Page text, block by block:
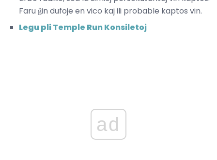
Faru ĝin dufoje en vico kaj ili probable kaptos vin.
Legu pli Temple Run Konsiletoj
ad